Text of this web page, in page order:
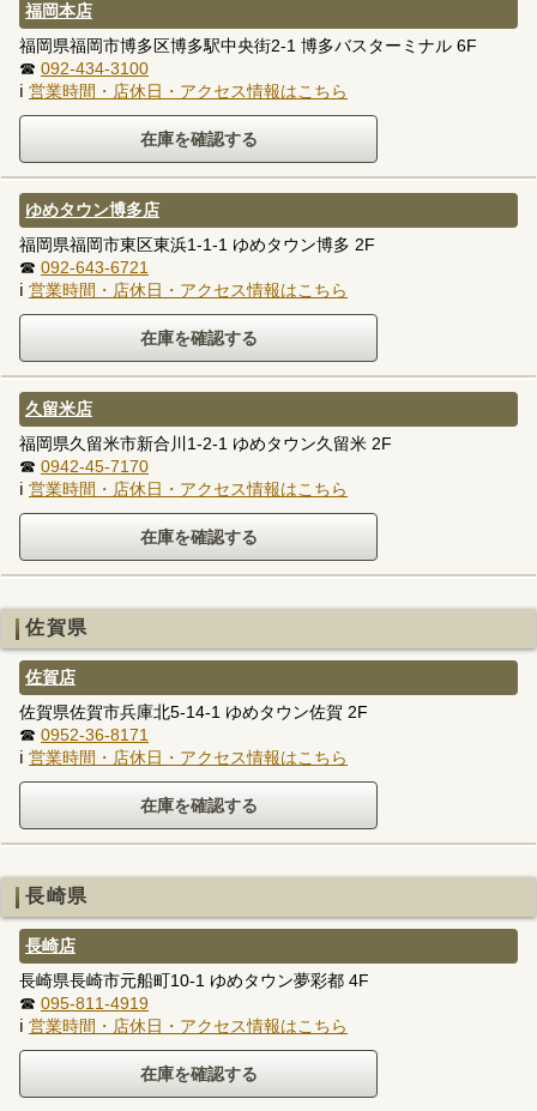
福岡本店
福岡県福岡市博多区博多駅中央街2-1 博多バスターミナル 6F
☎ 092-434-3100
ℹ 営業時間・店休日・アクセス情報はこちら
ゆめタウン博多店
福岡県福岡市東区東浜1-1-1 ゆめタウン博多 2F
☎ 092-643-6721
ℹ 営業時間・店休日・アクセス情報はこちら
久留米店
福岡県久留米市新合川1-2-1 ゆめタウン久留米 2F
☎ 0942-45-7170
ℹ 営業時間・店休日・アクセス情報はこちら
佐賀県
佐賀店
佐賀県佐賀市兵庫北5-14-1 ゆめタウン佐賀 2F
☎ 0952-36-8171
ℹ 営業時間・店休日・アクセス情報はこちら
長崎県
長崎店
長崎県長崎市元船町10-1 ゆめタウン夢彩都 4F
☎ 095-811-4919
ℹ 営業時間・店休日・アクセス情報はこちら